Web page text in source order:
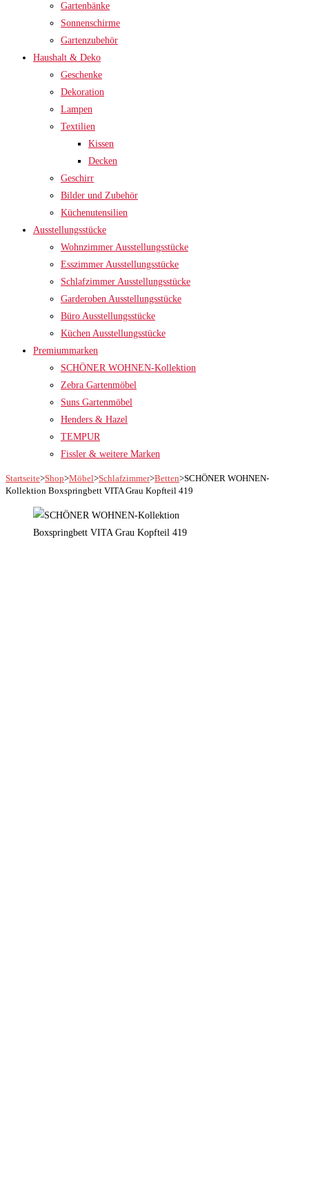
Gartenbänke
Sonnenschirme
Gartenzubehör
Haushalt & Deko
Geschenke
Dekoration
Lampen
Textilien
Kissen
Decken
Geschirr
Bilder und Zubehör
Küchenutensilien
Ausstellungsstücke
Wohnzimmer Ausstellungsstücke
Esszimmer Ausstellungsstücke
Schlafzimmer Ausstellungsstücke
Garderoben Ausstellungsstücke
Büro Ausstellungsstücke
Küchen Ausstellungsstücke
Premiummarken
SCHÖNER WOHNEN-Kollektion
Zebra Gartenmöbel
Suns Gartenmöbel
Henders & Hazel
TEMPUR
Fissler & weitere Marken
Startseite>Shop>Möbel>Schlafzimmer>Betten>SCHÖNER WOHNEN-
Kollektion Boxspringbett VITA Grau Kopfteil 419